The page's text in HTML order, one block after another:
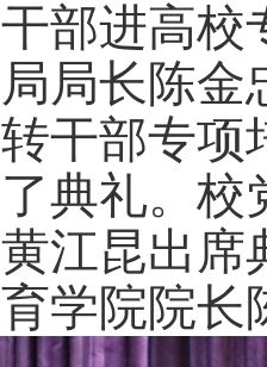
部进高
局长陈
干部专
典礼。
江昆出
学院院长